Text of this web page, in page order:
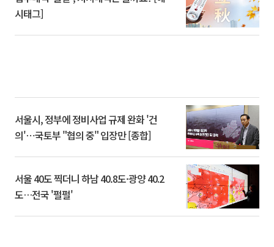
시태그]
서울시, 정부에 정비사업 규제 완화 '건
의'⋯국토부 "협의 중" 입장만 [종합]
서울 40도 찍더니 하남 40.8도·광양 40.2
도…전국 '펄펄'